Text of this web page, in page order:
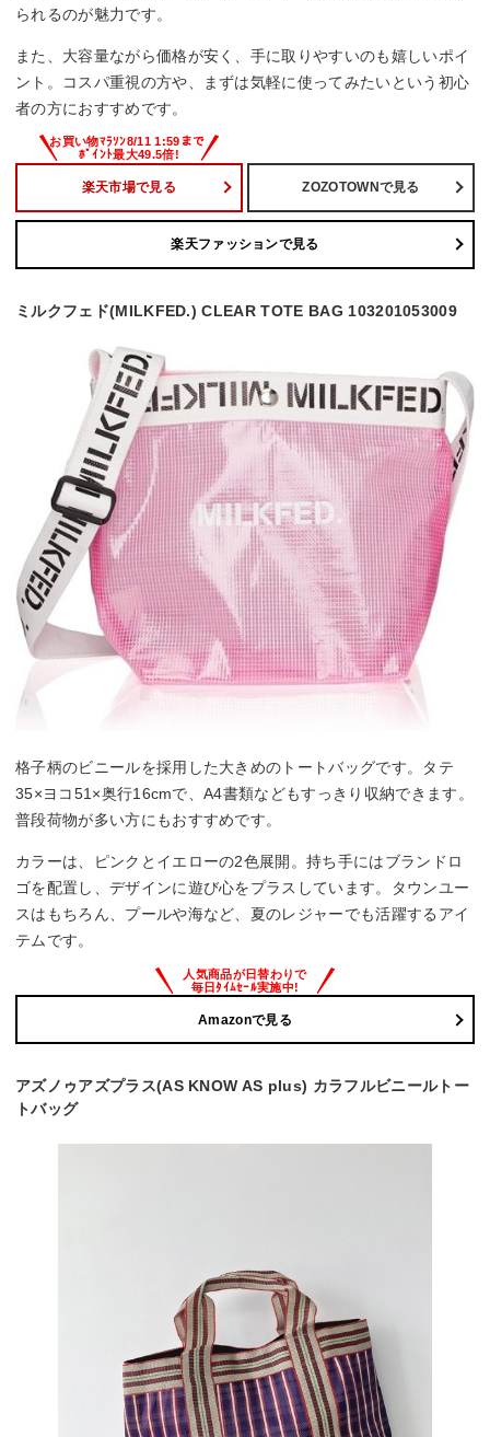
られるのが魅力です。
また、大容量ながら価格が安く、手に取りやすいのも嬉しいポイ
ント。コスパ重視の方や、まずは気軽に使ってみたいという初心
者の方におすすめです。
楽天市場で見る ZOZOTOWNで見る
楽天ファッションで見る
ミルクフェド(MILKFED.) CLEAR TOTE BAG 103201053009
格子柄のビニールを採用した大きめのトートバッグです。タテ
35×ヨコ51×奥行16cmで、A4書類などもすっきり収納できます。
普段荷物が多い方にもおすすめです。
カラーは、ピンクとイエローの2色展開。持ち手にはブランドロ
ゴを配置し、デザインに遊び心をプラスしています。タウンユー
スはもちろん、プールや海など、夏のレジャーでも活躍するアイ
テムです。
Amazonで見る
アズノゥアズプラス(AS KNOW AS plus) カラフルビニールトー
トバッグ